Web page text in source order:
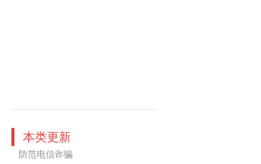
本类更新
防范电信诈骗